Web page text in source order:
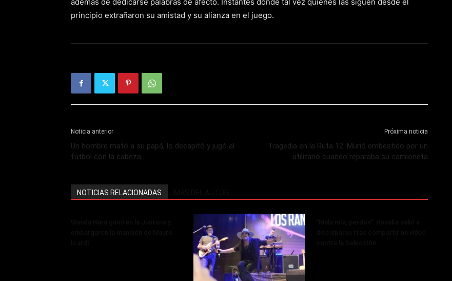
principio extrañaron su amistad y su alianza en el juego.
Noticia anterior
Un hombre mató a su papá, lo decapitó y jugó al
fútbol con la cabeza
Próxima noticia
Tragedia en la Ruta 12: Murió embestido por un
utilitario cuando reparaba su camioneta
NOTICIAS RELACIONADAS